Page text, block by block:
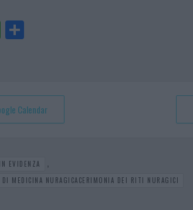
W
ha
p Calendar
IN EVIDENZA ,
MEDICINA NURAGICACERIMONIA DEI RITI NURAGICI